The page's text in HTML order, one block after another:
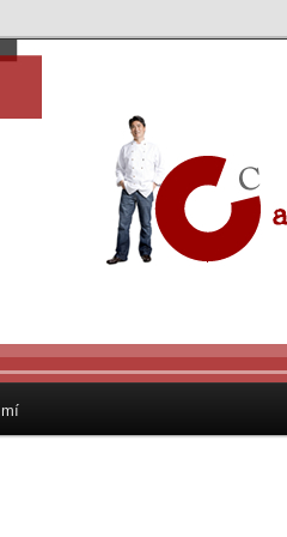
Huye
para
yo soñaba con ser Chef